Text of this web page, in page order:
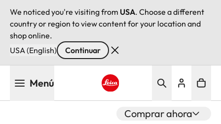
We noticed you're visiting from USA. Choose a different
country or region to view content for your location and
shop online.
USA (English)
Continuar
Menú
Comprar ahora